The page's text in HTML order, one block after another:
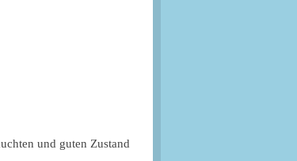
und guten Zustand